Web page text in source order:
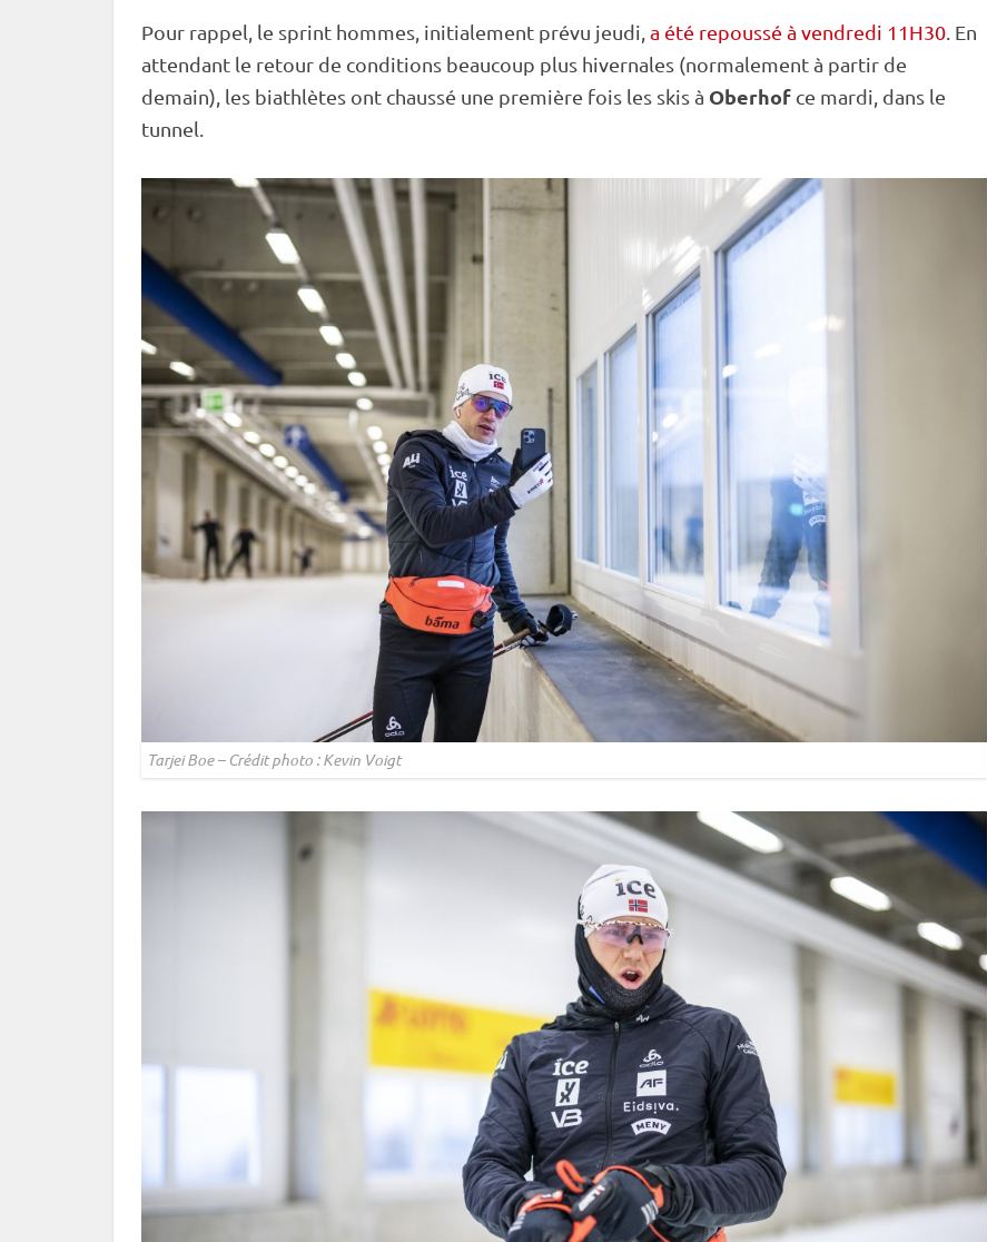
Pour rappel, le sprint hommes, initialement prévu jeudi, a été repoussé à vendredi 11H30 . En
attendant le retour de conditions beaucoup plus hivernales (normalement à partir de
demain), les biathlètes ont chaussé une première fois les skis à Oberhof ce mardi, dans le
tunnel.
Tarjei Boe – Crédit photo : Kevin Voigt